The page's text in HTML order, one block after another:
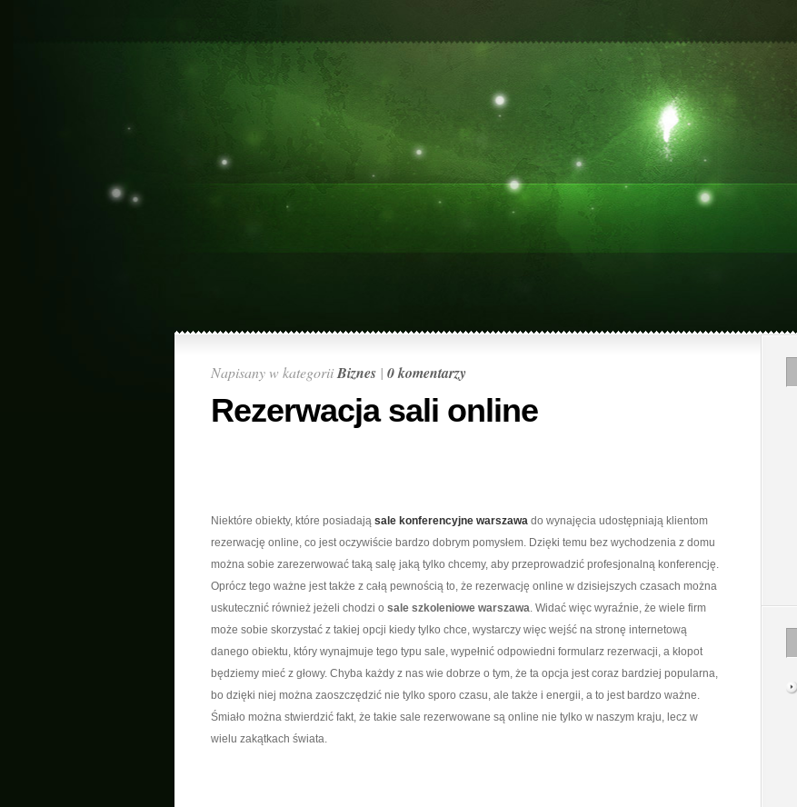
Napisany w kategoriiBiznes | 0 komentarzy
Rezerwacja sali online
Niektóre obiekty, które posiadają sale konferencyjne warszawa do wynajęcia udostępniają klientom
rezerwację online, co jest oczywiście bardzo dobrym pomysłem. Dzięki temu bez wychodzenia z domu
można sobie zarezerwować taką salę jaką tylko chcemy, aby przeprowadzić profesjonalną konferencję.
Oprócz tego ważne jest także z całą pewnością to, że rezerwację online w dzisiejszych czasach można
uskutecznić również jeżeli chodzi o sale szkoleniowe warszawa. Widać więc wyraźnie, że wiele firm
może sobie skorzystać z takiej opcji kiedy tylko chce, wystarczy więc wejść na stronę internetową
danego obiektu, który wynajmuje tego typu sale, wypełnić odpowiedni formularz rezerwacji, a kłopot
będziemy mieć z głowy. Chyba każdy z nas wie dobrze o tym, że ta opcja jest coraz bardziej popularna,
bo dzięki niej można zaoszczędzić nie tylko sporo czasu, ale także i energii, a to jest bardzo ważne.
Śmiało można stwierdzić fakt, że takie sale rezerwowane są online nie tylko w naszym kraju, lecz w
wielu zakątkach świata.